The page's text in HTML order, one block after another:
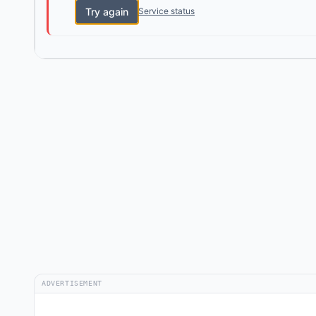
Try again Service status
ADVERTISEMENT